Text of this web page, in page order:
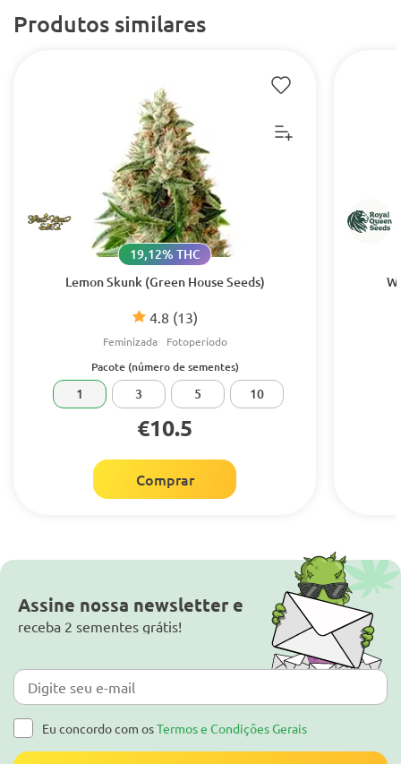
Produtos similares
Lemon Skunk (Green House Seeds)
4.8 (13)
19,12% THC
Feminizada Fotoperíodo
Pacote (número de sementes)
1 3 5 10
€10.5
Comprar
Assine nossa newsletter e
receba 2 sementes grátis!
Eu concordo com osTermos e Condições Gerais